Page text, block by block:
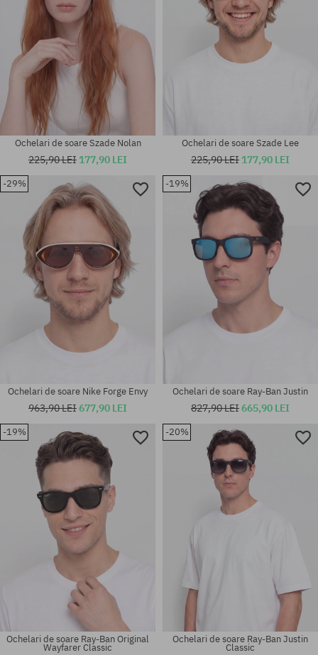
mărime universală mărime universală
mărime universală
Ochelari de soare Szade Nolan
225,90 LEI 177,90 LEI
mărime universală
Ochelari de soare Szade Lee
225,90 LEI 177,90 LEI
-29%
Ochelari de soare Nike Forge Envy
963,90 LEI677,90 LEI
-19%
Ochelari de soare Ray-Ban Justin
827,90 LEI665,90 LEI
-19%
Ochelari de soare Ray-Ban Original
Wayfarer Classic
-20%
Ochelari de soare Ray-Ban Justin
Classic